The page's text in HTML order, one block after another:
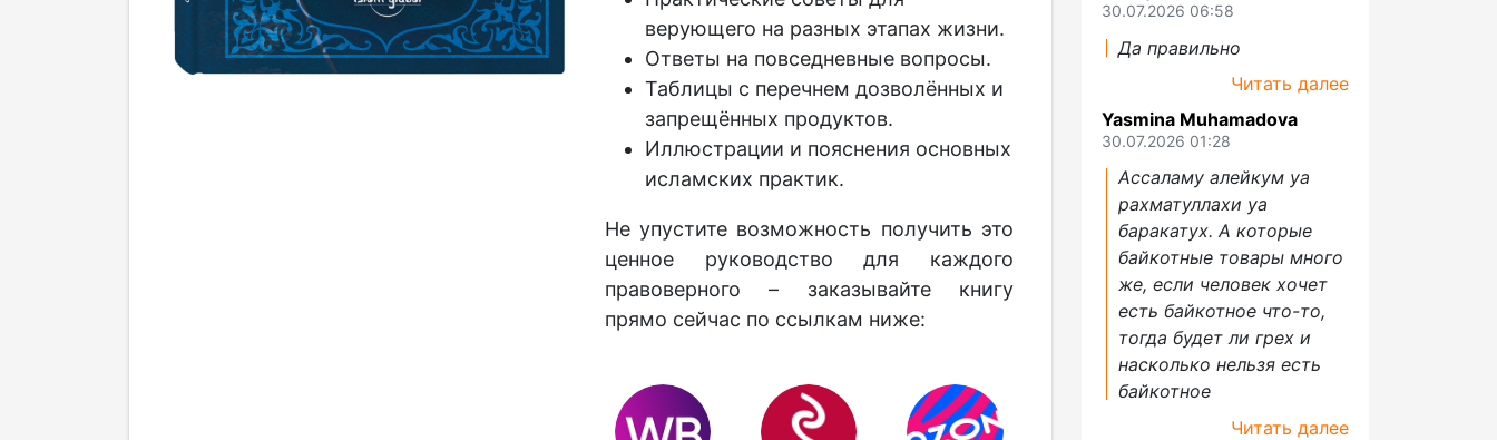
верующего на разных этапах жизни.
Ответы на повседневные вопросы.
Таблицы с перечнем дозволённых и
запрещённых продуктов.
Иллюстрации и пояснения основных
исламских практик.
Не упустите возможность получить это
ценное руководство для каждого
правоверного – заказывайте книгу
прямо сейчас по ссылкам ниже:
30.07.2026 06:58
Да правильно
Читать далее
Yasmina Muhamadova
30.07.2026 01:28
Ассаламу алейкум уа
рахматуллахи уа
баракатух. А которые
байкотные товары много
же, если человек хочет
есть байкотное что-то,
тогда будет ли грех и
насколько нельзя есть
байкотное
Читать далее